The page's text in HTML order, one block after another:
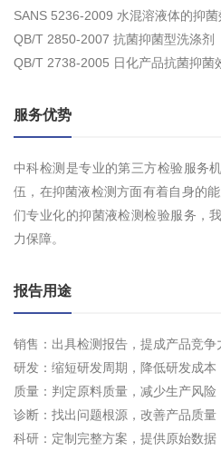
SANS 5236-2009 水混溶液体的抑菌
QB/T 2850-2007 抗菌抑菌型洗涤剂
QB/T 2738-2005 日化产品抗菌抑菌
服务优势
中科检测是专业的第三方检验服务
伍，在抑菌液检测方面有着自身的
们专业化的抑菌液检测检验服务，
力保障。
报告用途
销售：出具检测报告，提成产品竞争
研发：缩短研发周期，降低研发成本
质量：判定原料质量，减少生产风险
诊断：找出问题根源，改善产品质量
科研：定制完整方案，提供原始数据